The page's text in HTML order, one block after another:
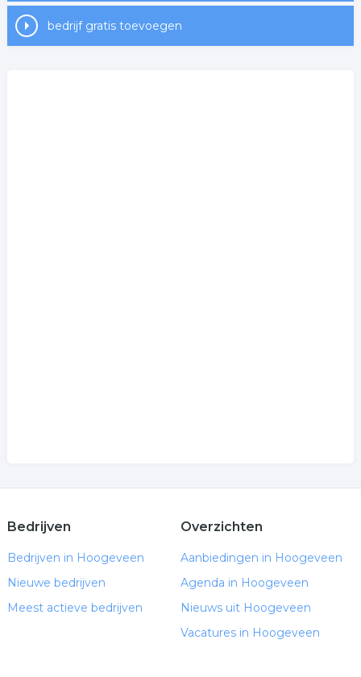
bedrijf gratis toevoegen
Bedrijven
Bedrijven in Hoogeveen
Nieuwe bedrijven
Meest actieve bedrijven
Overzichten
Aanbiedingen in Hoogeveen
Agenda in Hoogeveen
Nieuws uit Hoogeveen
Vacatures in Hoogeveen